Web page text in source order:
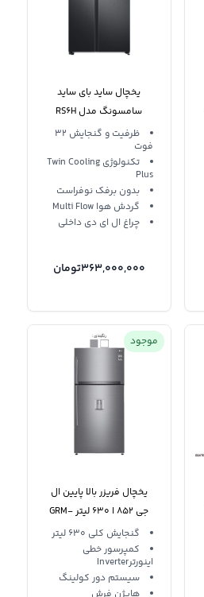
یخچال ساید بای ساید
سامسونگ مدل RS6H
ظرفیت و گنجایش 32
فوت
تکنولوژی Twin Cooling
Plus
بدون برفک نوفراست
گردش هوا Multi Flow
چراغ ال ای دی داخلی
363,000,000تومان
موجود
یخچال فریزر بالا پایین ال
جی 852 ا ۶۳۰ لیتر GRM-
852 سفید نقره
گنجایش کلی 630 لیتر
کمپرسور خطی
اینورترInverter
سیستم دور کولینگ